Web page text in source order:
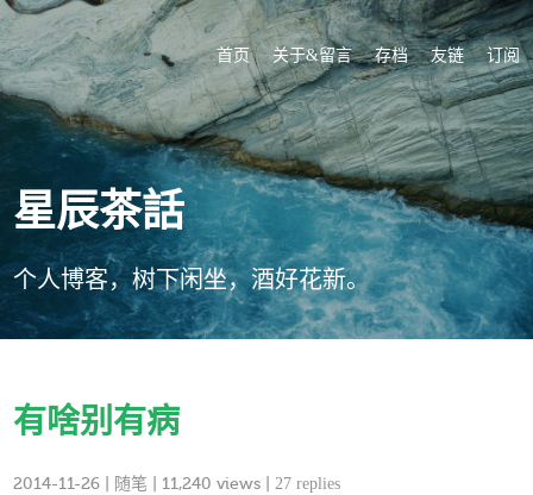
首页 关于&留言 存档 友链 订阅
星辰茶話
个人博客，树下闲坐，酒好花新。
有啥别有病
2014-11-26 随笔 | 11,240 views |27 replies